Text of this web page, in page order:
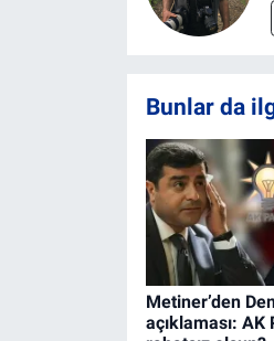
Bunlar da
Metiner’den
açıklaması: AK